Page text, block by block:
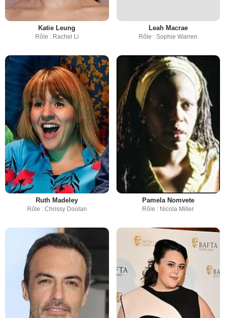
Katie Leung
Rôle : Rachel Li
Leah Macrae
Rôle : Sophie Warren
Ruth Madeley
Rôle : Chrissy Doolan
Pamela Nomvete
Rôle : Nicola Miller